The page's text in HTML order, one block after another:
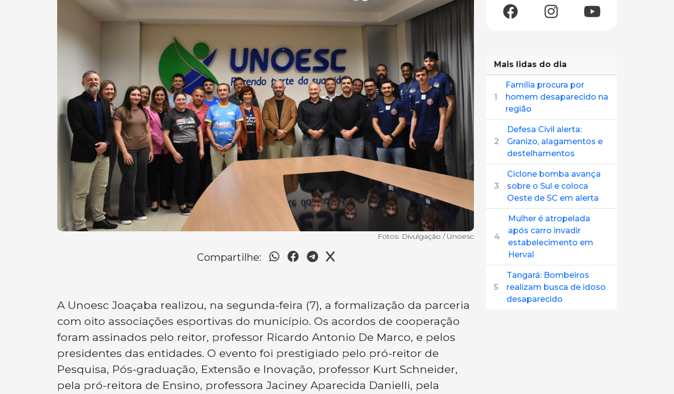
Fotos: Divulgação / Unoesc
Compartilhe:
A Unoesc Joaçaba realizou, na segunda-feira (7), a formalização da parceria
com oito associações esportivas do município. Os acordos de cooperação
foram assinados pelo reitor, professor Ricardo Antonio De Marco, e pelos
presidentes das entidades. O evento foi prestigiado pelo pró-reitor de
Pesquisa, Pós-graduação, Extensão e Inovação, professor Kurt Schneider,
pela pró-reitora de Ensino, professora Jaciney Aparecida Danielli, pela
Mais lidas do dia
1
Família procura por
homem desaparecido na
região
2
Defesa Civil alerta:
Granizo, alagamentos e
destelhamentos
3
Ciclone bomba avança
sobre o Sul e coloca
Oeste de SC em alerta
4
Mulher é atropelada
após carro invadir
estabelecimento em
Herval
5
Tangará: Bombeiros
realizam busca de idoso
desaparecido